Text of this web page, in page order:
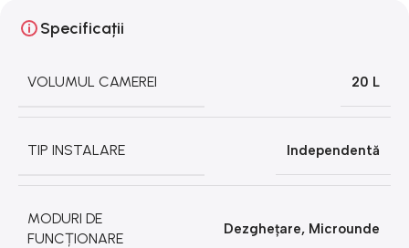
Specificații
VOLUMUL CAMEREI 20 L
TIP INSTALARE Independentă
MODURI DE
FUNCȚIONARE
Dezghețare, Microunde